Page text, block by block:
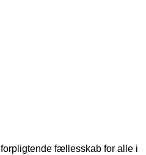
fællesskab for alle i